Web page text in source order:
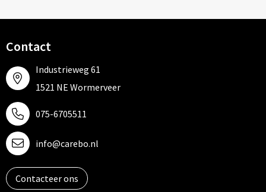
Contact
Industrieweg 61
1521 NE Wormerveer
075-6705511
info@carebo.nl
Contacteer ons